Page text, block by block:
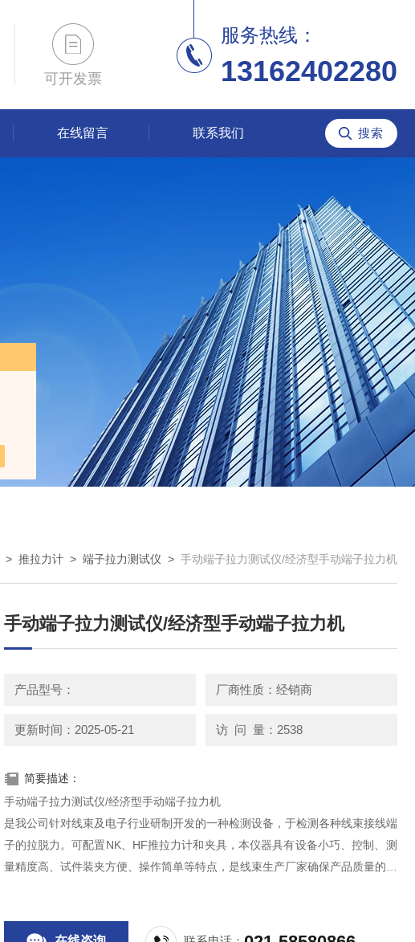
可开发票
服务热线：
13162402280
在线留言 联系我们
> 推拉力计 > 端子拉力测试仪 > 手动端子拉力测试仪/经济型手动端子拉力机
手动端子拉力测试仪/经济型手动端子拉力机
产品型号： 厂商性质：经销商
更新时间：2025-05-21 访 问 量：2538
简要描述：
手动端子拉力测试仪/经济型手动端子拉力机
是我公司针对线束及电子行业研制开发的一种检测设备，于检测各种线束接线端
子的拉脱力。可配置NK、HF推拉力计和夹具，本仪器具有设备小巧、控制、测
量精度高、试件装夹方便、操作简单等特点，是线束生产厂家确保产品质量的理